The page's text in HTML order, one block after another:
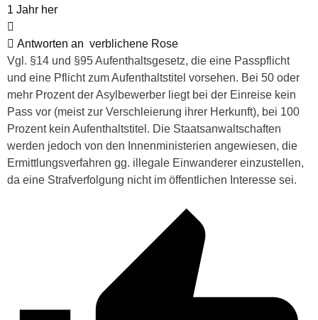
1 Jahr her
Antworten an verblichene Rose
Vgl. §14 und §95 Aufenthaltsgesetz, die eine Passpflicht
und eine Pflicht zum Aufenthaltstitel vorsehen. Bei 50 oder
mehr Prozent der Asylbewerber liegt bei der Einreise kein
Pass vor (meist zur Verschleierung ihrer Herkunft), bei 100
Prozent kein Aufenthaltstitel. Die Staatsanwaltschaften
werden jedoch von den Innenministerien angewiesen, die
Ermittlungsverfahren gg. illegale Einwanderer einzustellen,
da eine Strafverfolgung nicht im öffentlichen Interesse sei.